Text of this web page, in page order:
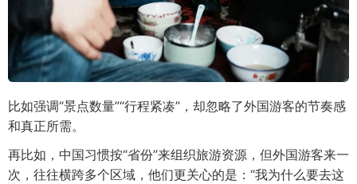
比如强调“景点数量”“行程紧凑”，却忽略了外国游客的节奏感
和真正所需。
再比如，中国习惯按“省份”来组织旅游资源，但外国游客来一
次，往往横跨多个区域，他们更关心的是：“我为什么要去这